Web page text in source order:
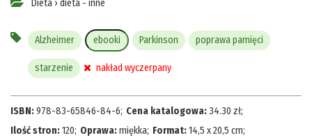
Dieta › dieta - inne
Alzheimer ebooki Parkinson poprawa pamięci
starzenie nakład wyczerpany
ISBN:978-83-65846-84-6; Cena katalogowa:34.30 zł;
Ilość stron:120; Oprawa:miękka; Format:14,5 x 20,5 cm;